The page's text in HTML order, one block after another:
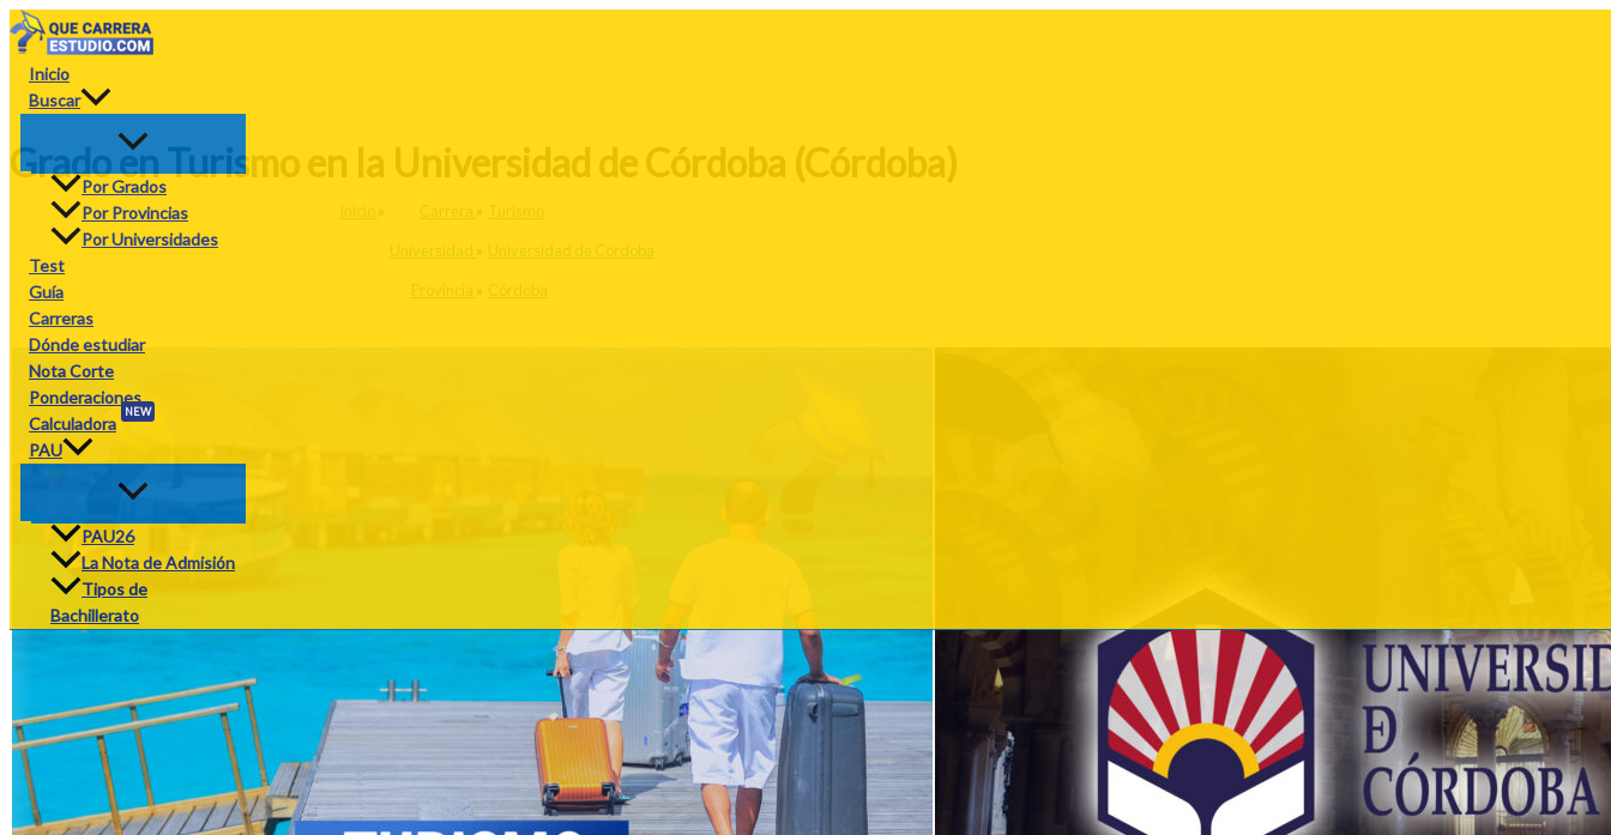
Ir
al
contenido
Inicio
Buscar
Por Grados
Por Provincias
Por Universidades
Test
Guía
Carreras
Dónde estudiar
Nota Corte
Ponderaciones
Calculadora
NEW
PAU
PAU26
La Nota de Admisión
Tipos de
Bachillerato
Grado en Turismo en la Universidad de Córdoba (Córdoba)
Inicio Carrera Turismo
Universidad Universidad de Córdoba
Provincia Córdoba